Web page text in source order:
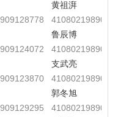
黄祖湃
鲁辰博
支武亮
郭冬旭